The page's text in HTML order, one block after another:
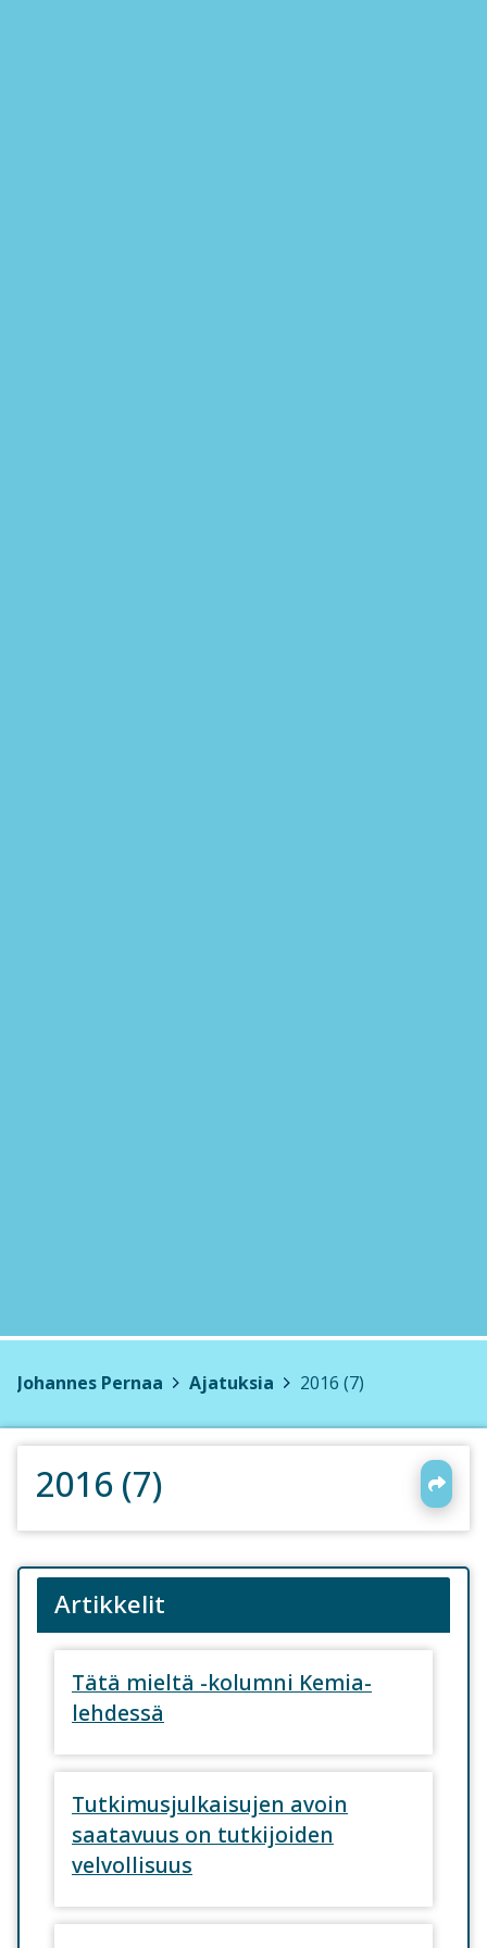
Johannes Pernaa Ajatuksia 2016 (7)
2016 (7)
Artikkelit
Tätä mieltä -kolumni Kemia-
lehdessä
Tutkimusjulkaisujen avoin
saatavuus on tutkijoiden
velvollisuus